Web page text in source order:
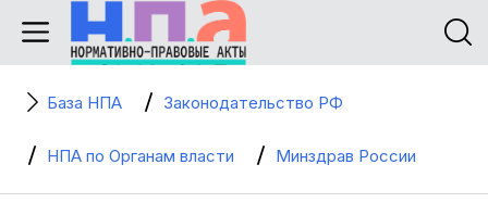
База НПА Законодательство РФ
НПА по Органам власти Минздрав России